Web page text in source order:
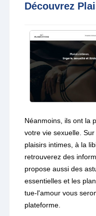
Découvrez
Néanmoins, ils ont la
votre vie sexuelle.
plaisirs intimes, à la
retrouverez des
propose aussi des
essentielles et les
tue-l'amour vous
plateforme.